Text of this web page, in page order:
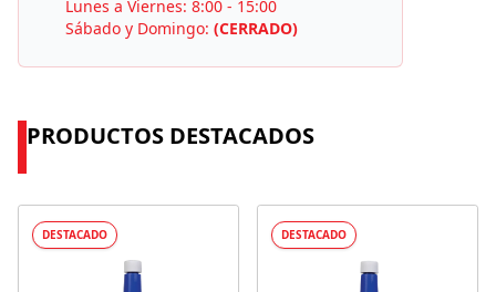
Lunes a Viernes: 8:00 - 15:00
Sábado y Domingo: (CERRADO)
PRODUCTOS DESTACADOS
DESTACADO DESTACADO